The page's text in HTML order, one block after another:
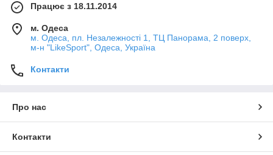
Працює з 18.11.2014
м. Одеса
м. Одеса, пл. Незалежності 1, ТЦ Панорама, 2 поверх,
м-н "LikeSport", Одеса, Україна
Контакти
Про нас
Контакти